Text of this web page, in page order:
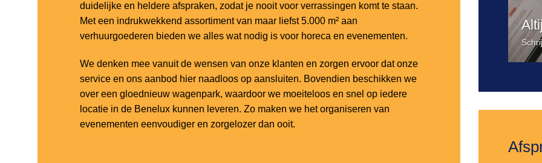
duidelijke en heldere afspraken, zodat je nooit voor verrassingen komt te staan.
Met een indrukwekkend assortiment van maar liefst 5.000 m² aan
verhuurgoederen bieden we alles wat nodig is voor horeca en evenementen.
We denken mee vanuit de wensen van onze klanten en zorgen ervoor dat onze
service en ons aanbod hier naadloos op aansluiten. Bovendien beschikken we
over een gloednieuw wagenpark, waardoor we moeiteloos en snel op iedere
locatie in de Benelux kunnen leveren. Zo maken we het organiseren van
evenementen eenvoudiger en zorgelozer dan ooit.